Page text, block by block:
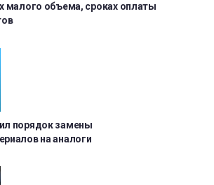
малого объема, сроках оплаты
порядок замены
на аналоги